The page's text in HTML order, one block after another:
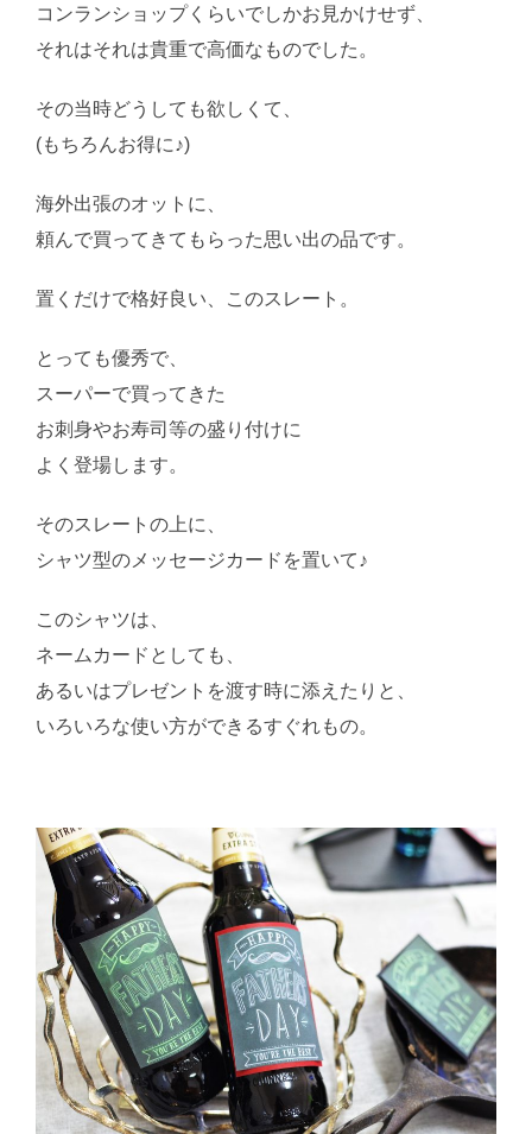
コンランショップくらいでしかお見かけせず、
それはそれは貴重で高価なものでした。
その当時どうしても欲しくて、
(もちろんお得に♪)
海外出張のオットに、
頼んで買ってきてもらった思い出の品です。
置くだけで格好良い、このスレート。
とっても優秀で、
スーパーで買ってきた
お刺身やお寿司等の盛り付けに
よく登場します。
そのスレートの上に、
シャツ型のメッセージカードを置いて♪
このシャツは、
ネームカードとしても、
あるいはプレゼントを渡す時に添えたりと、
いろいろな使い方ができるすぐれもの。